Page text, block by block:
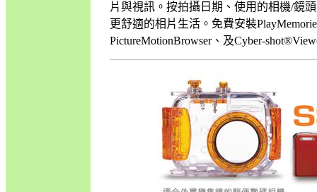
片與視訊。按拍攝日期、使用的相機/鏡
更舒適的相片生活。免費安裝
PictureMotionBrowser、及Cyber-